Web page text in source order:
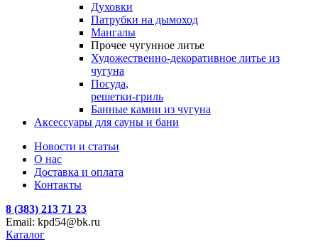
Духовки
Патрубки на дымоход
Мангалы
Прочее чугунное литье
Художественно-декоративное литье из
чугуна
Посуда,
решетки-гриль
Банные камни из чугуна
Аксессуары для сауны и бани
Новости и статьи
О нас
Доставка и оплата
Контакты
8 (383) 213 71 23
Email: kpd54@bk.ru
Каталог